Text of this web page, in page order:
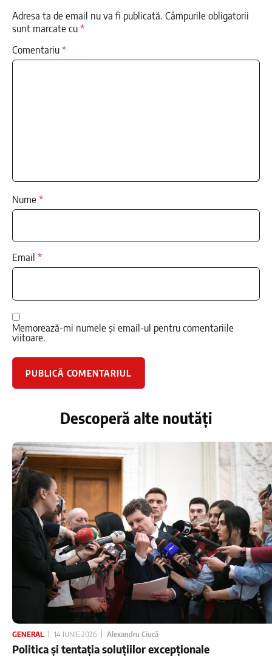
Adresa ta de email nu va fi publicată. Câmpurile obligatorii
sunt marcate cu*
Comentariu*
Nume*
Email *
Memorează-mi numele și email-ul pentru comentariile
viitoare.
Descoperă alte noutăți
GENERAL 14 IUNIE 2026 Alexandru Ciucă
Politica și tentația soluțiilor excepționale